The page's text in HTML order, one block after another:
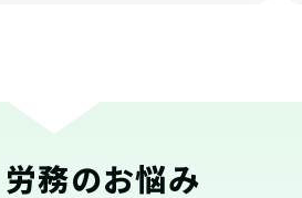
務のお悩み